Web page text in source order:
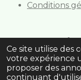
Ce site utilise des
votre expérience
proposer des
continuant
Conditions
2 018
0495.514.973